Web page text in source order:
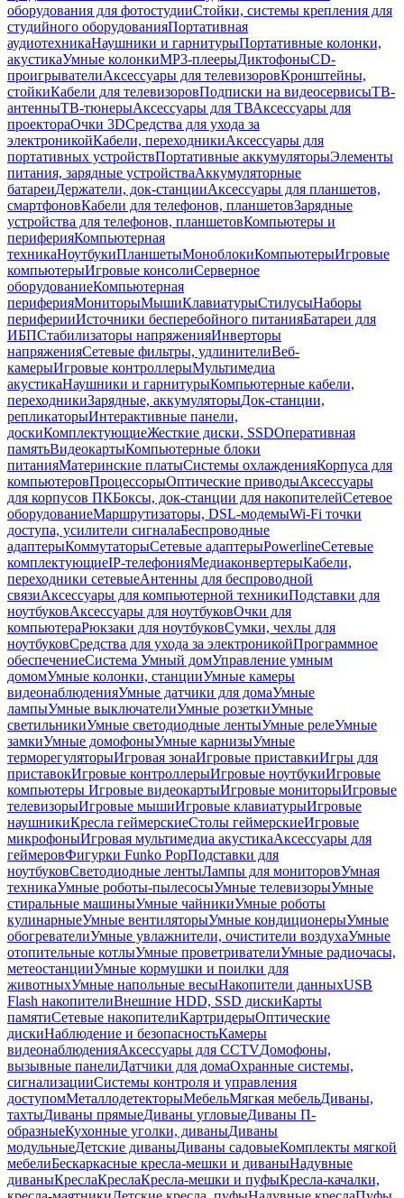
оборудования для фотостудииСтойки, системы крепления для
студийного оборудованияПортативная
аудиотехникаНаушники и гарнитурыПортативные колонки,
акустикаУмные колонкиMP3-плеерыДиктофоныCD-
проигрывателиАксессуары для телевизоровКронштейны,
стойкиКабели для телевизоровПодписки на видеосервисыТВ-
антенныТВ-тюнерыАксессуары для ТВАксессуары для
проектораОчки 3DСредства для ухода за
электроникойКабели, переходникиАксессуары для
портативных устройствПортативные аккумуляторыЭлементы
питания, зарядные устройстваАккумуляторные
батареиДержатели, док-станцииАксессуары для планшетов,
смартфоновКабели для телефонов, планшетовЗарядные
устройства для телефонов, планшетовКомпьютеры и
периферияКомпьютерная
техникаНоутбукиПланшетыМоноблокиКомпьютерыИгровые
компьютерыИгровые консолиСерверное
оборудованиеКомпьютерная
периферияМониторыМышиКлавиатурыСтилусыНаборы
периферииИсточники бесперебойного питанияБатареи для
ИБПСтабилизаторы напряженияИнверторы
напряженияСетевые фильтры, удлинителиВеб-
камерыИгровые контроллерыМультимедиа
акустикаНаушники и гарнитурыКомпьютерные кабели,
переходникиЗарядные, аккумуляторыДок-станции,
репликаторыИнтерактивные панели,
доскиКомплектующиеЖесткие диски, SSDОперативная
памятьВидеокартыКомпьютерные блоки
питанияМатеринские платыСистемы охлажденияКорпуса для
компьютеровПроцессорыОптические приводыАксессуары
для корпусов ПКБоксы, док-станции для накопителейСетевое
оборудованиеМаршрутизаторы, DSL-модемыWi-Fi точки
доступа, усилители сигналаБеспроводные
адаптерыКоммутаторыСетевые адаптерыPowerlineСетевые
комплектующиеIP-телефонияМедиаконвертерыКабели,
переходники сетевыеАнтенны для беспроводной
связиАксессуары для компьютерной техникиПодставки для
ноутбуковАксессуары для ноутбуковОчки для
компьютераРюкзаки для ноутбуковСумки, чехлы для
ноутбуковСредства для ухода за электроникойПрограммное
обеспечениеСистема Умный домУправление умным
домомУмные колонки, станцииУмные камеры
видеонаблюденияУмные датчики для домаУмные
лампыУмные выключателиУмные розеткиУмные
светильникиУмные светодиодные лентыУмные релеУмные
замкиУмные домофоныУмные карнизыУмные
терморегуляторыИгровая зонаИгровые приставкиИгры для
приставокИгровые контроллерыИгровые ноутбукиИгровые
компьютеры Игровые видеокартыИгровые мониторыИгровые
телевизорыИгровые мышиИгровые клавиатурыИгровые
наушникиКресла геймерскиеСтолы геймерскиеИгровые
микрофоныИгровая мультимедиа акустикаАксессуары для
геймеровФигурки Funko PopПодставки для
ноутбуковСветодиодные лентыЛампы для мониторовУмная
техникаУмные роботы-пылесосыУмные телевизорыУмные
стиральные машиныУмные чайникиУмные роботы
кулинарныеУмные вентиляторыУмные кондиционерыУмные
обогревателиУмные увлажнители, очистители воздухаУмные
отопительные котлыУмные проветривателиУмные радиочасы,
метеостанцииУмные кормушки и поилки для
животныхУмные напольные весыНакопители данныхUSB
Flash накопителиВнешние HDD, SSD дискиКарты
памятиСетевые накопителиКартридерыОптические
дискиНаблюдение и безопасностьКамеры
видеонаблюденияАксессуары для CCTVДомофоны,
вызывные панелиДатчики для домаОхранные системы,
сигнализацииСистемы контроля и управления
доступомМеталлодетекторыМебельМягкая мебельДиваны,
тахтыДиваны прямыеДиваны угловыеДиваны П-
образныеКухонные уголки, диваныДиваны
модульныеДетские диваныДиваны садовыеКомплекты мягкой
мебелиБескаркасные кресла-мешки и диваныНадувные
диваныКреслаКреслаКресла-мешки и пуфыКресла-качалки,